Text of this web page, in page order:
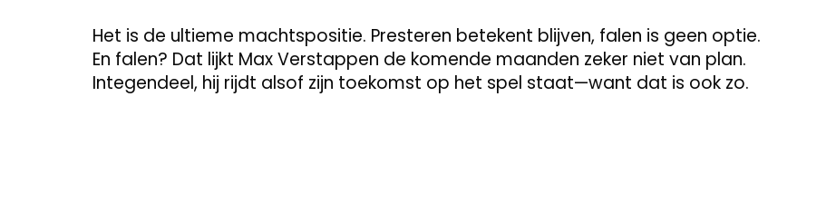
Het is de ultieme machtspositie. Presteren betekent blijven, falen is geen optie.
En falen? Dat lijkt Max Verstappen de komende maanden zeker niet van plan.
Integendeel, hij rijdt alsof zijn toekomst op het spel staat—want dat is ook zo.